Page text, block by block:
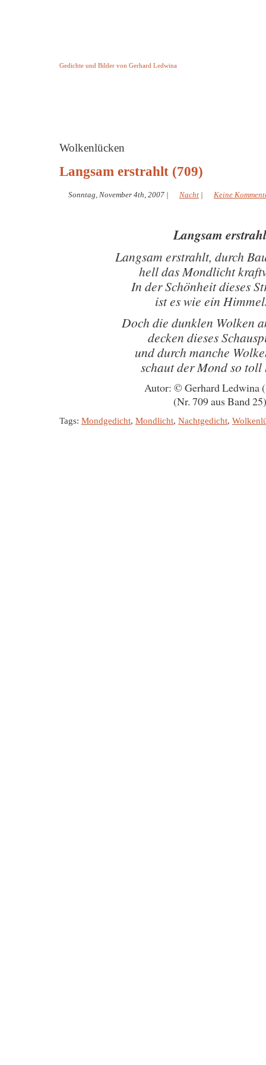
Gedichte und Bilder von Gerhard Ledwina
Wolkenlücken
Langsam erstrahlt (709)
Sonntag, November 4th, 2007 | Nacht | Keine
Langsam
Langsam erstrahlt, durch
hell das Mondlicht
In der Schönheit dieses
ist es wie ein
Doch die dunklen Wolken
decken dieses
und durch manche
schaut der Mond so
Autor: © Gerhard Ledwina
(Nr. 709 aus Band 25)
Tags: Mondgedicht, Mondlicht, Nachtgedicht,